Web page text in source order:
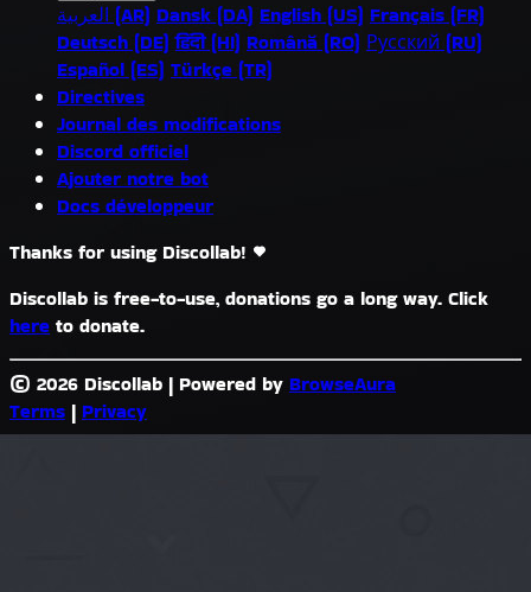
العربية (AR) Dansk (DA) English (US) Français (FR)
Deutsch (DE) हिंदी (HI) Română (RO) Русский (RU)
Español (ES) Türkçe (TR)
Directives
Journal des modifications
Discord officiel
Ajouter notre bot
Docs développeur
Thanks for using Discollab!
Discollab is free-to-use, donations go a long way. Click
here to donate.
© 2026 Discollab | Powered by BrowseAura
Terms | Privacy